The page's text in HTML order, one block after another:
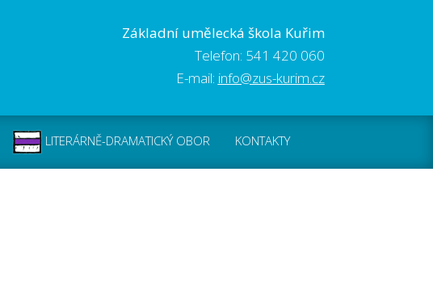
Základní umělecká škola Kuřim
Telefon: 541 420 060
E-mail: info@zus-kurim.cz
LITERÁRNĚ-DRAMATICKÝ OBOR KONTAKTY